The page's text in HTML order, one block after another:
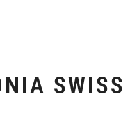
SWISS